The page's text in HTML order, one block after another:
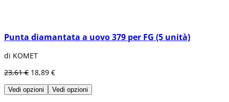
Punta diamantata a uovo 379 per FG (5 unità)
di KOMET
23,61 € 18,89 €
Vedi opzioni Vedi opzioni